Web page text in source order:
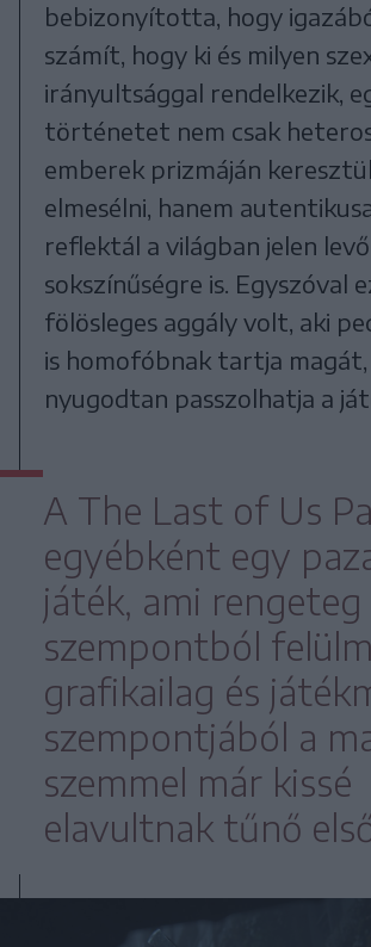
bebizonyította, hogy
számít, hogy ki és milyen
irányultsággal rendelkezik,
történetet nem csak
emberek prizmáján
elmesélni, hanem
reflektál a világban jelen levő
sokszínűségre is. Egyszóval
fölösleges aggály volt, aki
is homofóbnak tartja magát,
nyugodtan passzolhatja a
A The Last of Us
egyébként egy
játék, ami rengeteg
szempontból
grafikailag és
szempontjából a
szemmel már kissé
elavultnak tűnő